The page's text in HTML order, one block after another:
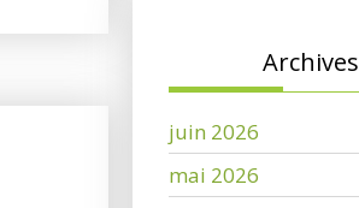
Archives
juin 2026
mai 2026